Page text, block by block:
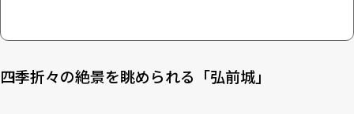
四季折々の絶景を眺められる「弘前城」